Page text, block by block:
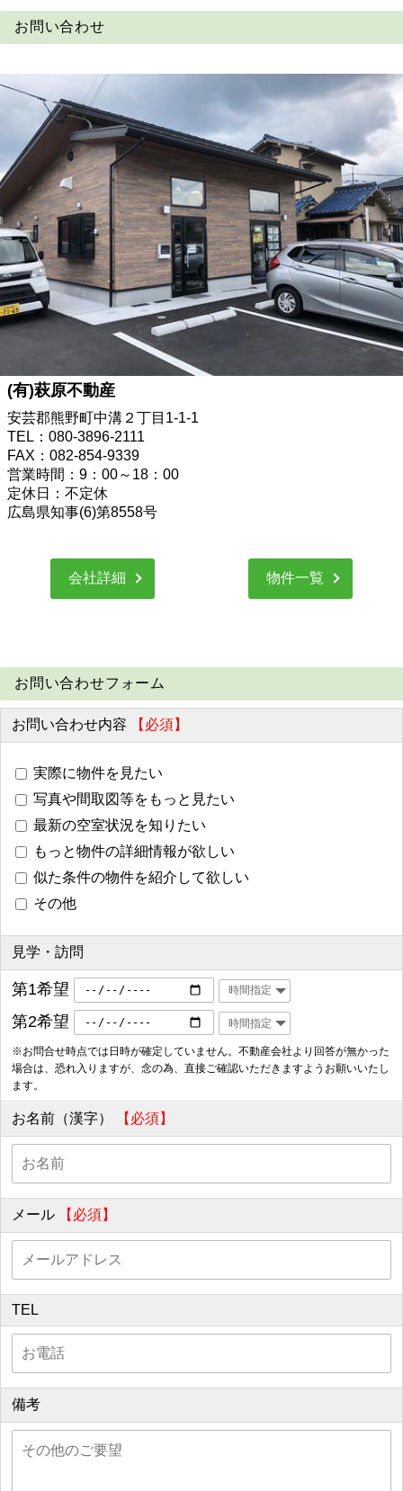
お問い合わせ
(有)萩原不動産
安芸郡熊野町中溝２丁目1-1-1
TEL：080-3896-2111
FAX：082-854-9339
営業時間：9：00～18：00
定休日：不定休
広島県知事(6)第8558号
会社詳細 物件一覧
お問い合わせフォーム
お問い合わせ内容 【必須】
実際に物件を見たい
写真や間取図等をもっと見たい
最新の空室状況を知りたい
もっと物件の詳細情報が欲しい
似た条件の物件を紹介して欲しい
その他
見学・訪問
第1希望
第2希望
※お問合せ時点では日時が確定していません。不動産会社より回答が無かった
場合は、恐れ入りますが、念の為、直接ご確認いただきますようお願いいたし
ます。
お名前（漢字） 【必須】
メール 【必須】
TEL
備考